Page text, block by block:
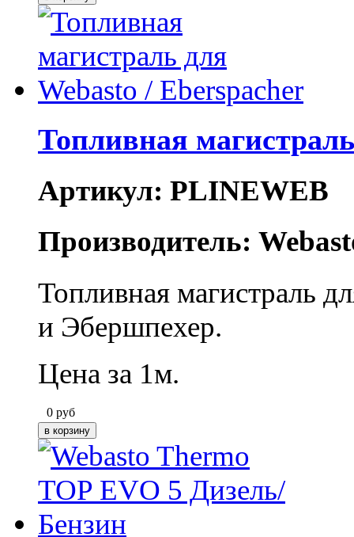
Топливная
Артикул: PLINEWEB
Производитель:
Топливная магистраль
и Эбершпехер.
Цена за 1м.
0 руб